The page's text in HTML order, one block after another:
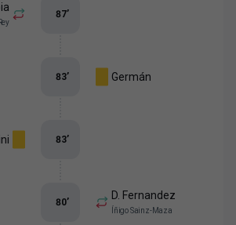
87’
Germán
83’
83’
D. Fernandez
Íñigo Sainz-Maza
80’